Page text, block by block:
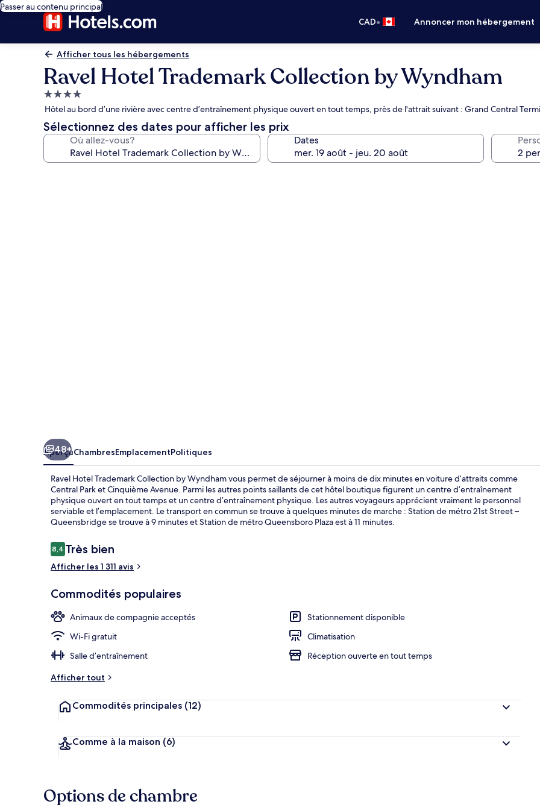
Passer au contenu principal
CAD• Annoncer mon hébergement
Afficher tous les hébergements
Ravel Hotel Trademark Collection by Wyndham
Hébergement
4.0 étoiles
Hôtel au bord d’une rivière avec centre d’entraînement physique ouvert en tout temps, près de l'attrait suivant : Grand Central
Sélectionnez des dates pour afficher les prix
Où allez-vous? Dates
Draps en
48+
AperçuChambresEmplacementPolitiques
Ravel Hotel Trademark Collection by Wyndham vous permet de séjourner à moins de dix minutes en voiture d’attraits comme
Central Park et Cinquième Avenue. Parmi les autres points saillants de cet hôtel boutique figurent un centre d’entraînement
physique ouvert en tout temps et un centre d’entraînement physique. Les autres voyageurs apprécient vraiment le personnel
serviable et l’emplacement. Le transport en commun se trouve à quelques minutes de marche : Station de métro 21st Street –
Queensbridge se trouve à 9 minutes et Station de métro Queensboro Plaza est à 11 minutes.
Avis
8,48,4 sur 10 –
Très bien
Afficher les 1 311 avis
Commodités populaires
Animaux de compagnie acceptés
Stationnement disponible
Wi-Fi gratuit
Climatisation
Salle d’entraînement
Réception ouverte en tout temps
Afficher tout
Commodités principales (12)
Comme à la maison (6)
Options de chambre